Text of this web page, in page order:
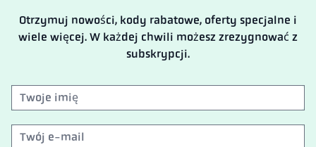
Otrzymuj nowości, kody rabatowe, oferty specjalne i
wiele więcej. W każdej chwili możesz zrezygnować z
subskrypcji.